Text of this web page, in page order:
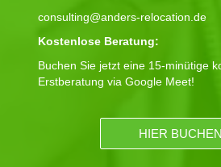
consulting@anders-relocation.de
Kostenlose Beratung:
Buchen Sie jetzt eine 15-minütige
Erstberatung via Google Meet!
HIER BUCHEN